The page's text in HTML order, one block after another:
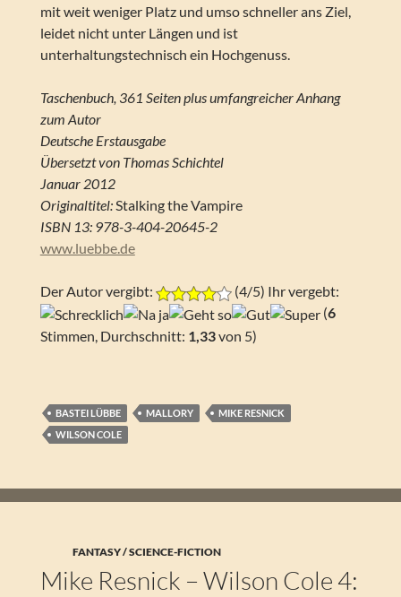
mit weit weniger Platz und umso schneller ans Ziel,
leidet nicht unter Längen und ist
unterhaltungstechnisch ein Hochgenuss.
Taschenbuch, 361 Seiten plus umfangreicher Anhang
zum Autor
Deutsche Erstausgabe
Übersetzt von Thomas Schichtel
Januar 2012
Originaltitel:Stalking the Vampire
ISBN 13: 978-3-404-20645-2
www.luebbe.de
Der Autor vergibt:
(4/5) Ihr vergebt:
(6
Stimmen, Durchschnitt: 1,33von 5)
BASTEI LÜBBE MALLORY
MIKE RESNICK
WILSON COLE
FANTASY / SCIENCE-FICTION
Mike Resnick – Wilson Cole 4: